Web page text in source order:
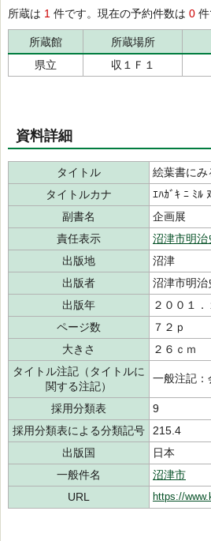
所蔵は 1 件です。現在の予約件数は 0 件
所蔵館 所蔵場所
県立
収１Ｆ１
資料詳細
タイトル
絵葉書にみ
タイトルカナ
ｴﾊｶﾞｷ ﾆ ﾐﾙ
副書名
企画展
責任表示
沼津市明治
出版地
沼津
出版者
沼津市明治
出版年
２００１．
ページ数
７２ｐ
大きさ
２６ｃｍ
タイトル注記（タイトルに
関する注記）
一般注記
採用分類表
9
採用分類表による分類記号
215.4
出版国
日本
一般件名
沼津市
URL
https://